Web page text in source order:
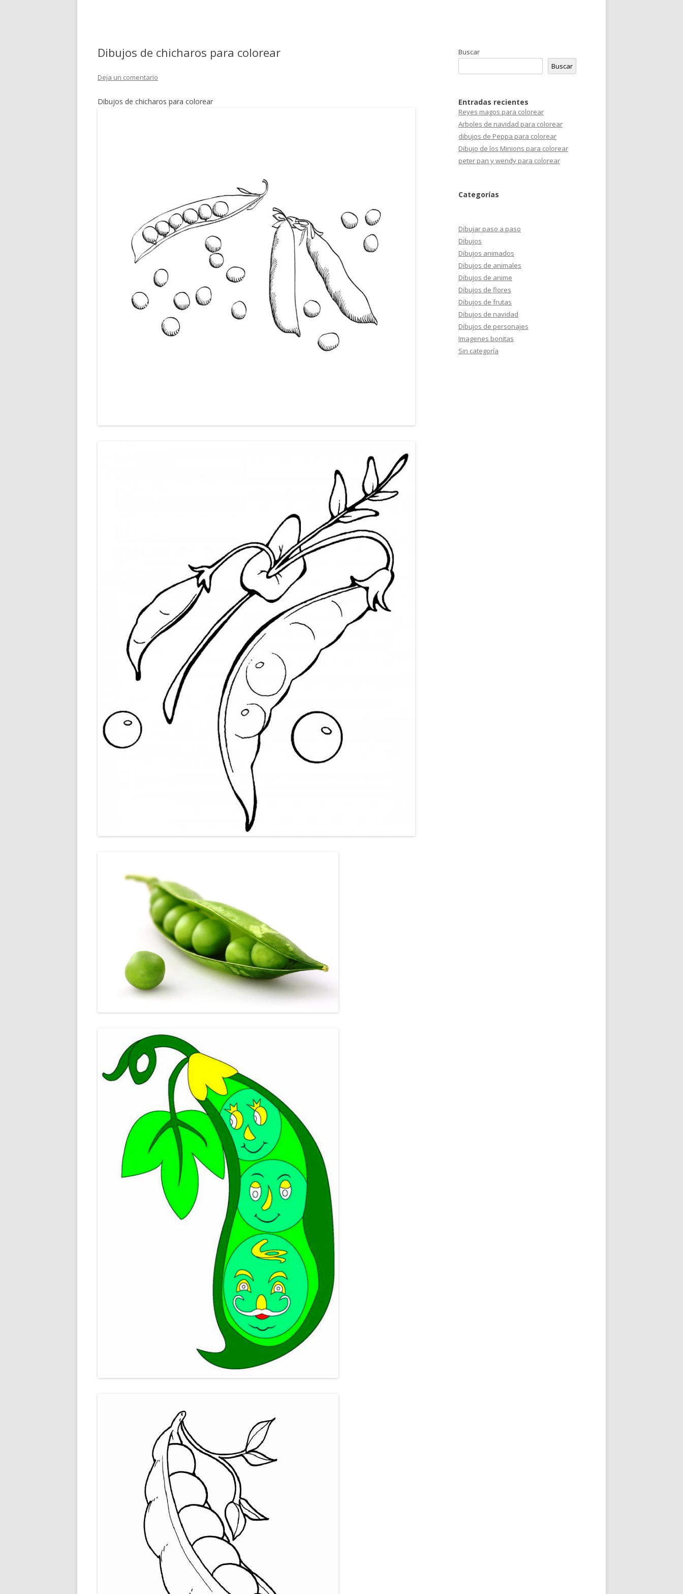
Dibujos de chicharos para colorear
Deja un comentario
Dibujos de chicharos para colorear
Buscar
Buscar
Entradas recientes
Reyes magos para colorear
Arboles de navidad para colorear
dibujos de Peppa para colorear
Dibujo de los Minions para colorear
peter pan y wendy para colorear
Categorías
Dibujar paso a paso
Dibujos
Dibujos animados
Dibujos de animales
Dibujos de anime
Dibujos de flores
Dibujos de frutas
Dibujos de navidad
Dibujos de personajes
Imagenes bonitas
Sin categoría